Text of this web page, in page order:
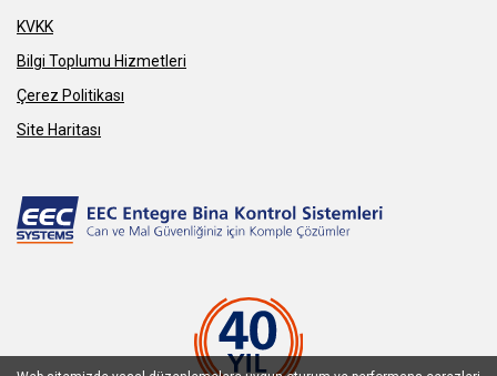
KVKK
Bilgi Toplumu Hizmetleri
Çerez Politikası
Site Haritası